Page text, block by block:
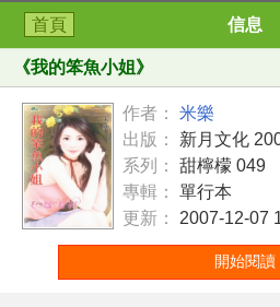
首頁 信息
《我的笨魚小姐 》
作者：
米樂
出版：
新月文化
系列：
甜檸檬 049
專輯：
單行本
更新：
2007-12-07
開始閱讀